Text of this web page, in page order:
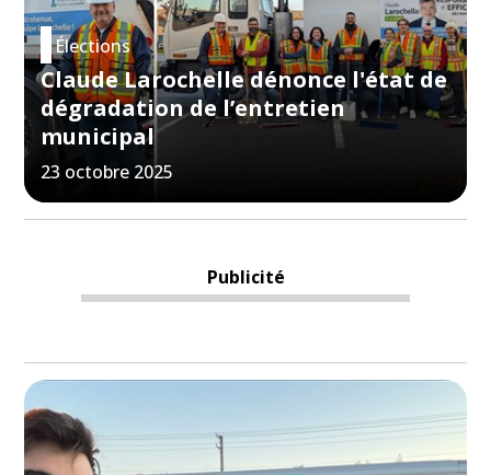
Élections
Claude Larochelle dénonce l'état de
dégradation de l’entretien
municipal
23 octobre 2025
Publicité